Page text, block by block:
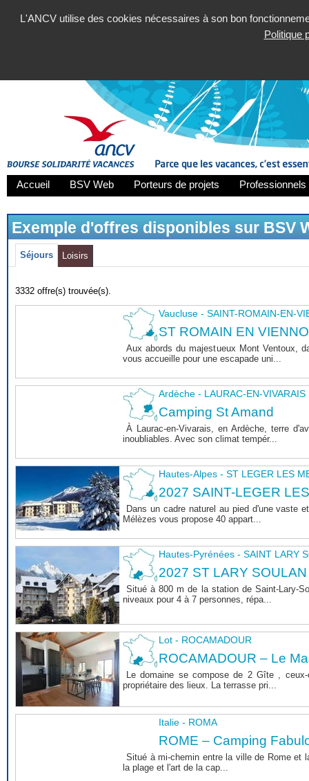
L'ANCV utilise des cookies nécessaires à son bon
Politique
Accueil BSV Web Porteurs de projets
Exemple d'offres disponibles sur BSV
Séjours Loisirs
3332 offre(s) trouvée(s).
Vaucluse - SAINT-ROMAIN-EN-
ST ROMAIN EN
Aux abords du majestueux Mont Ventoux,
vous accueille pour une escapade uni...
Ardèche - LAURAC-EN-VIVARAIS
Camping St Amand
À Laurac-en-Vivarais, en Ardèche, terre
inoubliables. Avec son climat tempér...
Hautes-Alpes - ST LEGER LES
2027 SAINT-LEGER
Dans un cadre naturel au pied d'une vaste
Mélèzes vous propose 40 appart...
Hautes-Pyrénées - SAINT LARY
2027 ST LARY SOULAN
Situé à 800 m de la station de Saint-Lary-
niveaux pour 4 à 7 personnes, répa...
Lot - ROCAMADOUR
ROCAMADOUR – Le
Le domaine se compose de 2 Gîte ,
propriétaire des lieux. La terrasse pri...
Italie - ROMA
ROME – Camping
Situé à mi-chemin entre la ville de Rome et
la plage et l'art de la cap...